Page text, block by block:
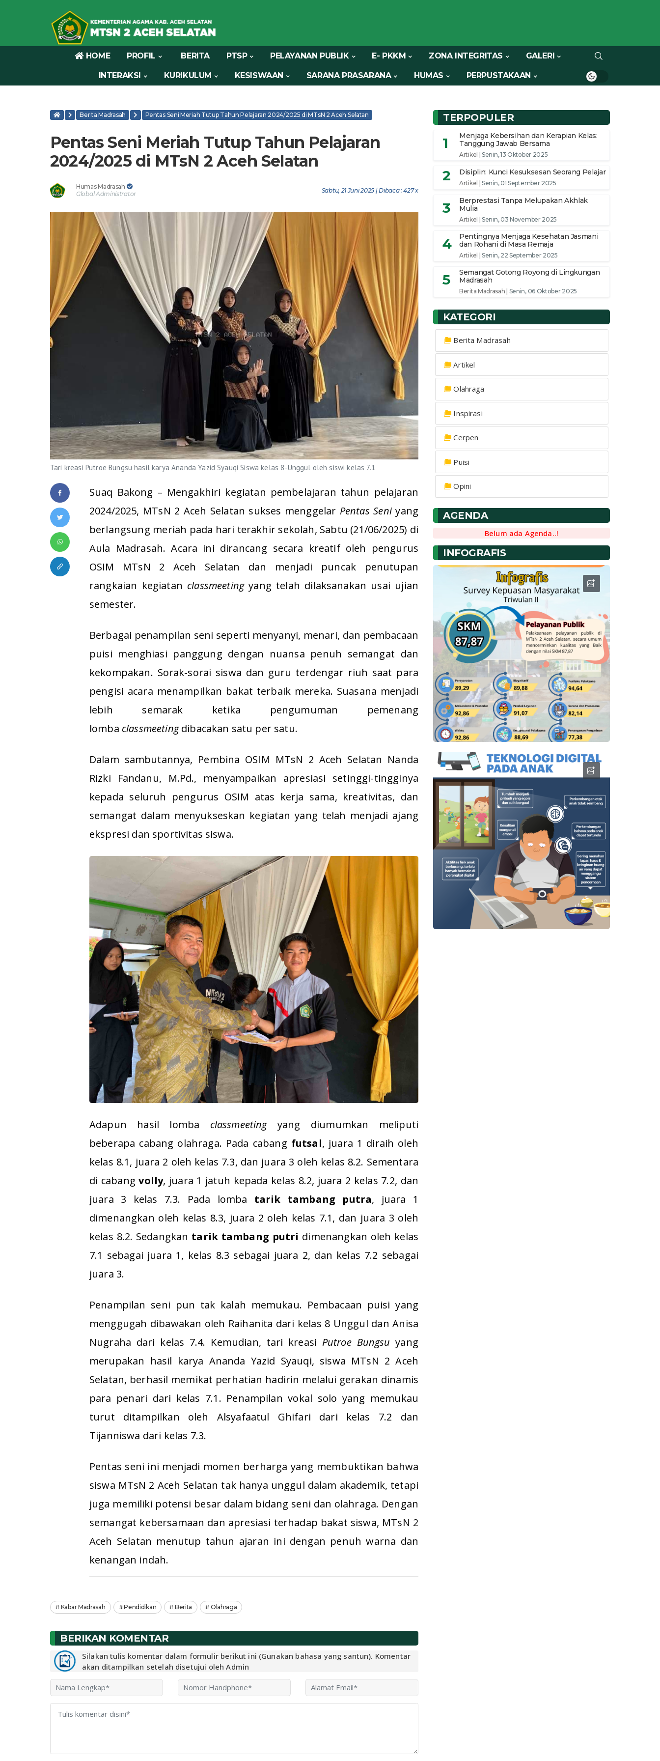
HOME PROFIL BERITA PTSP PELAYANAN PUBLIK E- PKKM ZONA INTEGRITAS GALERI
INTERAKSI KURIKULUM KESISWAAN SARANA PRASARANA HUMAS PERPUSTAKAAN
Berita Madrasah Pentas Seni Meriah Tutup Tahun Pelajaran 2024/2025 di MTsN 2 Aceh Selatan
Pentas Seni Meriah Tutup Tahun Pelajaran
2024/2025 di MTsN 2 Aceh Selatan
Humas Madrasah
Global Administrator
Sabtu, 21 Juni 2025 | Dibaca : 427 x
Tari kreasi Putroe Bungsu hasil karya Ananda Yazid Syauqi Siswa kelas 8-Unggul oleh siswi kelas 7.1
Suaq Bakong – Mengakhiri kegiatan pembelajaran tahun pelajaran
2024/2025, MTsN 2 Aceh Selatan sukses menggelar Pentas Seniyang
berlangsung meriah pada hari terakhir sekolah, Sabtu (21/06/2025) di
Aula Madrasah. Acara ini dirancang secara kreatif oleh pengurus
OSIM MTsN 2 Aceh Selatan dan menjadi puncak penutupan
rangkaian kegiatan classmeetingyang telah dilaksanakan usai ujian
semester.
Berbagai penampilan seni seperti menyanyi, menari, dan pembacaan
puisi menghiasi panggung dengan nuansa penuh semangat dan
kekompakan. Sorak-sorai siswa dan guru terdengar riuh saat para
pengisi acara menampilkan bakat terbaik mereka. Suasana menjadi
lebih semarak ketika pengumuman pemenang
lomba classmeetingdibacakan satu per satu.
Dalam sambutannya, Pembina OSIM MTsN 2 Aceh Selatan Nanda
Rizki Fandanu, M.Pd., menyampaikan apresiasi setinggi-tingginya
kepada seluruh pengurus OSIM atas kerja sama, kreativitas, dan
semangat dalam menyukseskan kegiatan yang telah menjadi ajang
ekspresi dan sportivitas siswa.
Adapun hasil lomba classmeetingyang diumumkan meliputi
beberapa cabang olahraga. Pada cabang futsal, juara 1 diraih oleh
kelas 8.1, juara 2 oleh kelas 7.3, dan juara 3 oleh kelas 8.2. Sementara
di cabangvolly, juara 1 jatuh kepada kelas 8.2, juara 2 kelas 7.2, dan
juara 3 kelas 7.3. Pada lomba tarik tambang putra, juara 1
dimenangkan oleh kelas 8.3, juara 2 oleh kelas 7.1, dan juara 3 oleh
kelas 8.2. Sedangkan tarik tambang putri dimenangkan oleh kelas
7.1 sebagai juara 1, kelas 8.3 sebagai juara 2, dan kelas 7.2 sebagai
juara 3.
Penampilan seni pun tak kalah memukau. Pembacaan puisi yang
menggugah dibawakan oleh Raihanita dari kelas 8 Unggul dan Anisa
Nugraha dari kelas 7.4. Kemudian, tari kreasi Putroe Bungsu yang
merupakan hasil karya Ananda Yazid Syauqi, siswa MTsN 2 Aceh
Selatan, berhasil memikat perhatian hadirin melalui gerakan dinamis
para penari dari kelas 7.1. Penampilan vokal solo yang memukau
turut ditampilkan oleh Alsyafaatul Ghifari dari kelas 7.2 dan
Tijanniswa dari kelas 7.3.
Pentas seni ini menjadi momen berharga yang membuktikan bahwa
siswa MTsN 2 Aceh Selatan tak hanya unggul dalam akademik, tetapi
juga memiliki potensi besar dalam bidang seni dan olahraga. Dengan
semangat kebersamaan dan apresiasi terhadap bakat siswa, MTsN 2
Aceh Selatan menutup tahun ajaran ini dengan penuh warna dan
kenangan indah.
Kabar Madrasah Pendidikan Berita Olahraga
BERIKAN KOMENTAR
Silakan tulis komentar dalam formulir berikut ini (Gunakan bahasa yang santun). Komentar
akan ditampilkan setelah disetujui oleh Admin
TERPOPULER
1
Menjaga Kebersihan dan Kerapian Kelas:
Tanggung Jawab Bersama
Artikel |Senin, 13 Oktober 2025
2 Disiplin: Kunci Kesuksesan Seorang Pelajar
Artikel |Senin, 01 September 2025
3
Berprestasi Tanpa Melupakan Akhlak
Mulia
Artikel |Senin, 03 November 2025
4
Pentingnya Menjaga Kesehatan Jasmani
dan Rohani di Masa Remaja
Artikel |Senin, 22 September 2025
5
Semangat Gotong Royong di Lingkungan
Madrasah
Berita Madrasah Senin, 06 Oktober 2025
KATEGORI
Berita Madrasah
Artikel
Olahraga
Inspirasi
Cerpen
Puisi
Opini
AGENDA
Belum ada Agenda..!
INFOGRAFIS